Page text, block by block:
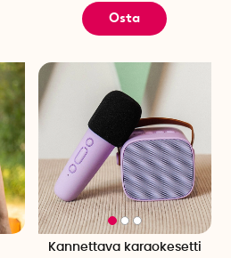
Osta
Kannettava karaokesetti